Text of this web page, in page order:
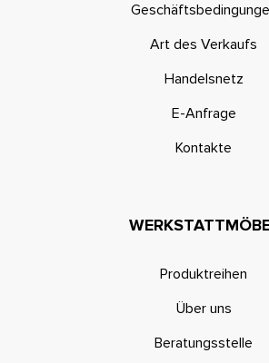
Art des Verkaufs
Handelsnetz
E-Anfrage
Kontakte
Produktreihen
Über uns
Beratungsstelle